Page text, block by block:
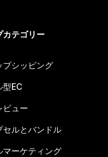
カテゴリー
プシッピング
型EC
ビュー
セルとバンドル
マーケティング